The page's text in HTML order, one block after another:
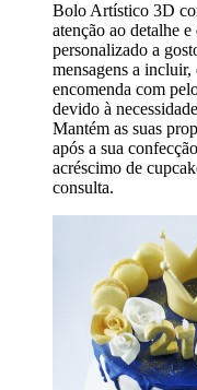
Bolo Artístico 3D
atenção ao detalhe
personalizado a
mensagens a
encomenda com
devido à
Mantém as suas
após a sua
acréscimo de
consulta.